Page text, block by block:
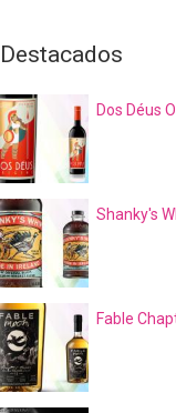
Destacados
Dos Déus
Shanky's
Fable